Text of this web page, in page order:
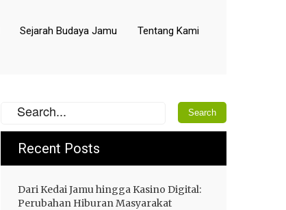
Sejarah Budaya Jamu Tentang Kami
Recent Posts
Dari Kedai Jamu hingga Kasino Digital:
Perubahan Hiburan Masyarakat